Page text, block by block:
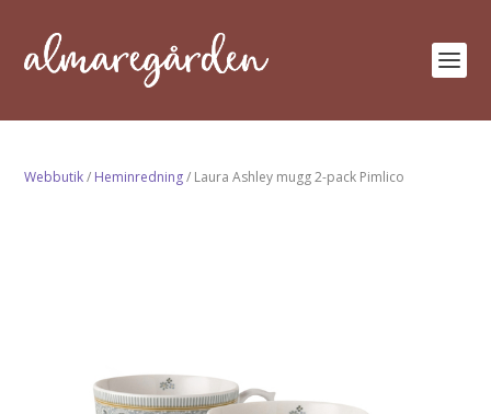
Webbutik/ Heminredning/ Laura Ashley mugg 2-pack Pimlico